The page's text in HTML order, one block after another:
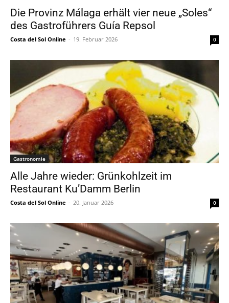
Die Provinz Málaga erhält vier neue „Soles“
des Gastroführers Guía Repsol
Costa del Sol Online - 19. Februar 2026 0
Gastronomie
Alle Jahre wieder: Grünkohlzeit im
Restaurant Ku’Damm Berlin
Costa del Sol Online - 20. Januar 2026 0